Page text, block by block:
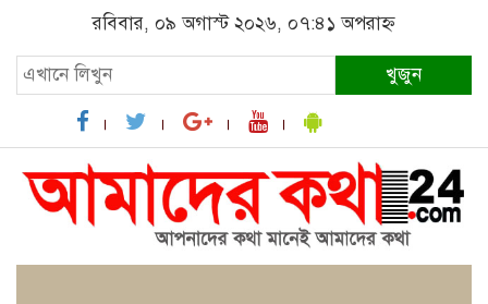
রবিবার, ০৯ অগাস্ট ২০২৬, ০৭:৪১ অপরাহ্ন
খুজুন